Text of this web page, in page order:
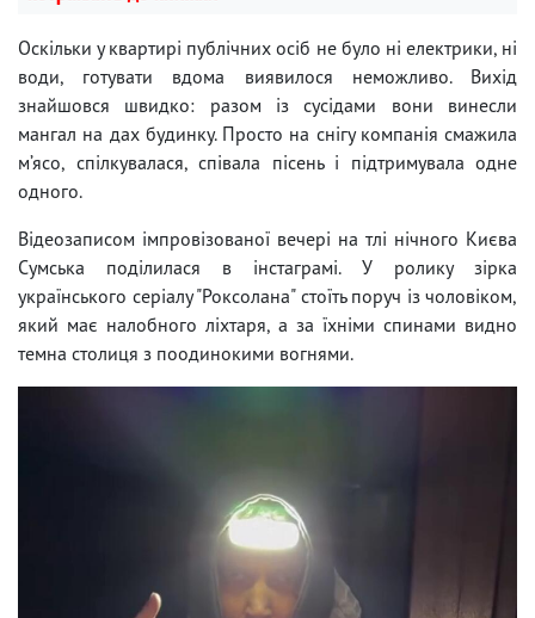
Оскільки у квартирі публічних осіб не було ні електрики, ні
води, готувати вдома виявилося неможливо. Вихід
знайшовся швидко: разом із сусідами вони винесли
мангал на дах будинку. Просто на снігу компанія смажила
м’ясо, спілкувалася, співала пісень і підтримувала одне
одного.
Відеозаписом імпровізованої вечері на тлі нічного Києва
Сумська поділилася в інстаграмі. У ролику зірка
українського серіалу "Роксолана" стоїть поруч із чоловіком,
який має налобного ліхтаря, а за їхніми спинами видно
темна столиця з поодинокими вогнями.